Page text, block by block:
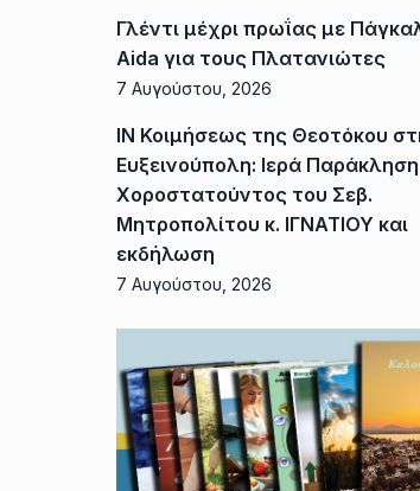
Γλέντι μέχρι πρωΐας με
Aida για τους Πλατανιώτες
7 Αυγούστου, 2026
ΙΝ Κοιμήσεως της Θεοτόκου
Ευξεινούπολη: Ιερά Παράκληση
Χοροστατούντος του Σεβ.
Μητροπολίτου κ. ΙΓΝΑΤΙΟΥ και
εκδήλωση
7 Αυγούστου, 2026